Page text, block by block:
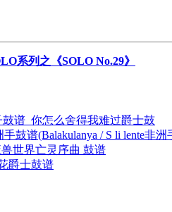
系列之《SOLO No.29》
谱_你怎么舍得我难过爵士鼓
手鼓谱(Balakulanya / S li lente非洲
世界亡灵序曲 鼓谱
爵士鼓谱